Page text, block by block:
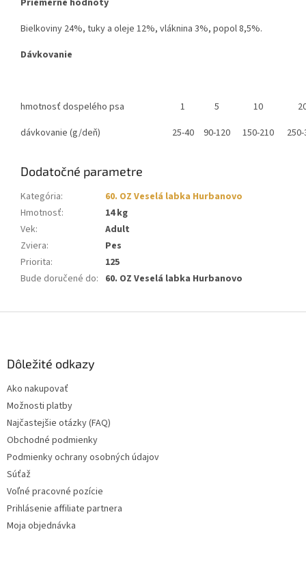
Priemerné hodnoty
Bielkoviny 24%, tuky a oleje 12%, vláknina 3%, popol 8,5%.
Dávkovanie
hmotnosť dospelého psa 1 5 10
dávkovanie (g/deň)
25-40 90-120 150-210
Dodatočné parametre
Kategória:
60. OZ Veselá labka Hurbanovo
Hmotnosť:
14 kg
Vek:
Adult
Zviera:
Pes
Priorita:
125
Bude doručené do: 60. OZ Veselá labka Hurbanovo
Dôležité odkazy
Ako nakupovať
Možnosti platby
Najčastejšie otázky (FAQ)
Obchodné podmienky
Podmienky ochrany osobných údajov
Súťaž
Voľné pracovné pozície
Prihlásenie affiliate partnera
Moja objednávka